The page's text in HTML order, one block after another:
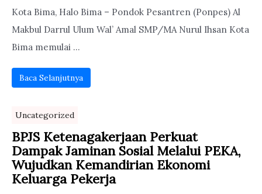
Kota Bima, Halo Bima – Pondok Pesantren (Ponpes) Al
Makbul Darrul Ulum Wal’ Amal SMP/MA Nurul Ihsan Kota
Bima memulai ...
Baca Selanjutnya
Uncategorized
BPJS Ketenagakerjaan Perkuat
Dampak Jaminan Sosial Melalui PEKA,
Wujudkan Kemandirian Ekonomi
Keluarga Pekerja